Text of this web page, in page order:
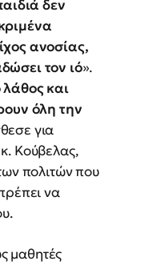
δεν
ανοσίας,
τον ιό».
και
όλη την
για
Κούβελας,
πολιτών που
να
μαθητές